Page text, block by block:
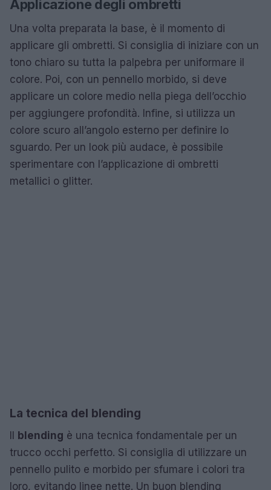
Applicazione degli ombretti
Una volta preparata la base, è il momento di
applicare gli ombretti. Si consiglia di iniziare con un
tono chiaro su tutta la palpebra per uniformare il
colore. Poi, con un pennello morbido, si deve
applicare un colore medio nella piega dell’occhio
per aggiungere profondità. Infine, si utilizza un
colore scuro all’angolo esterno per definire lo
sguardo. Per un look più audace, è possibile
sperimentare con l’applicazione di ombretti
metallici o glitter.
La tecnica del blending
Il blending è una tecnica fondamentale per un
trucco occhi perfetto. Si consiglia di utilizzare un
pennello pulito e morbido per sfumare i colori tra
loro, evitando linee nette. Un buon blending